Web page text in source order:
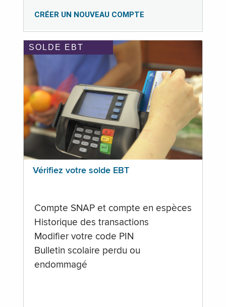
CRÉER UN NOUVEAU COMPTE
SOLDE EBT
Vérifiez votre solde EBT
Compte SNAP et compte en espèces
Historique des transactions
Modifier votre code PIN
Bulletin scolaire perdu ou
endommagé